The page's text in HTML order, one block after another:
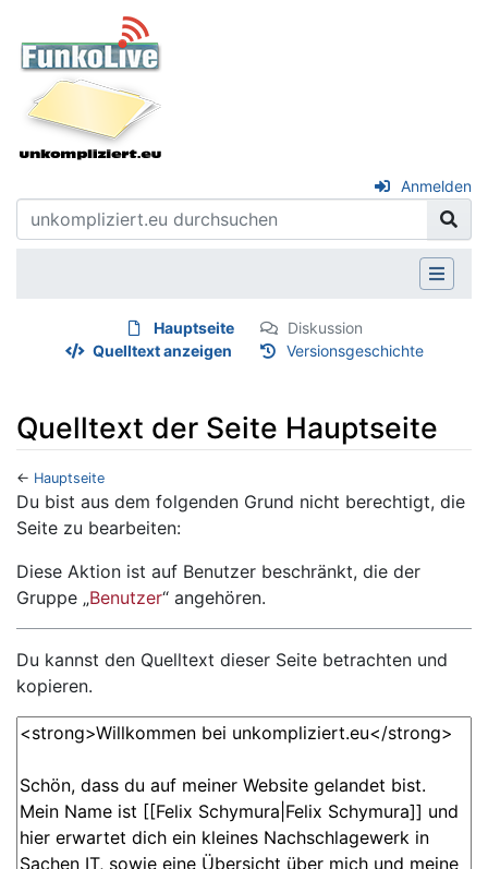
Anmelden
Hauptseite
Diskussion
Quelltext anzeigen
Versionsgeschichte
Quelltext der Seite Hauptseite
← Hauptseite
Wechseln zu:Navigation,Suche
Du bist aus dem folgenden Grund nicht berechtigt, die
Seite zu bearbeiten:
Diese Aktion ist auf Benutzer beschränkt, die der
Gruppe „Benutzer“ angehören.
Du kannst den Quelltext dieser Seite betrachten und
kopieren.